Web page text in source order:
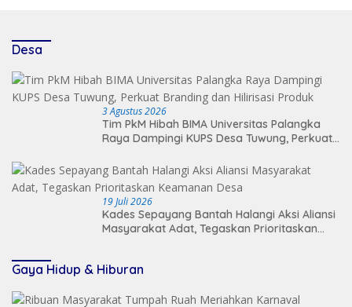
Desa
3 Agustus 2026
Tim PkM Hibah BIMA Universitas Palangka
Raya Dampingi KUPS Desa Tuwung, Perkuat
19 Juli 2026
Kades Sepayang Bantah Halangi Aksi Aliansi
Masyarakat Adat, Tegaskan Prioritaskan
Gaya Hidup & Hiburan